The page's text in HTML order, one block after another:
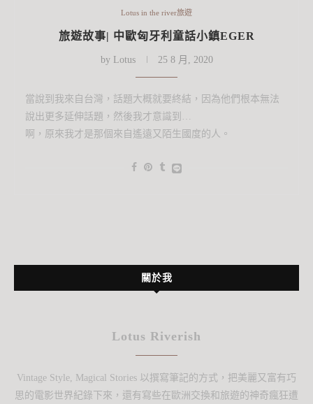
Lotus in the river旅遊
旅遊故事| 中歐匈牙利童話小鎮EGER
by Lotus 25 8 月, 2020
當說到我來自台灣，話題大概就要終結，因為他們根本無法
說出更多延伸話題，然後我才意識到…
啊，原來我才是那個來自遙遠又陌生國度的人。
關於我
Lotus Riverish
Vintage Style, Magical Stories 以撰寫筆記的方式，把美麗又富有巧
思的電影世界紀錄下來，還有寫些在歐洲交換和旅遊的神奇瘋狂遭